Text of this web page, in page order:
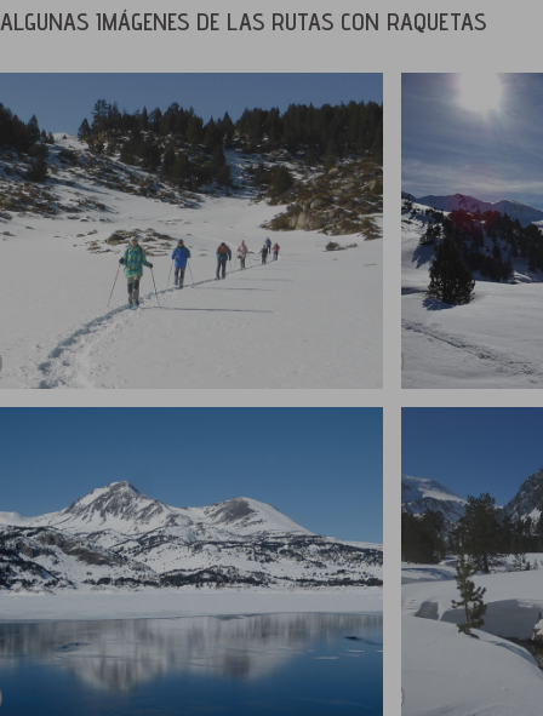
ALGUNAS IMÁGENES DE LAS RUTAS CON RAQUETAS